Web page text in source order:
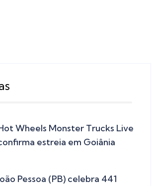
Wheels Monster Trucks Live
estreia em Goiânia
Pessoa (PB) celebra 441